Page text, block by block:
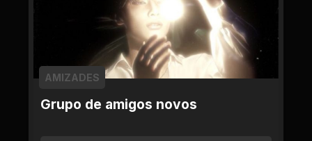
Grupo de amigos novos
AMIZADES